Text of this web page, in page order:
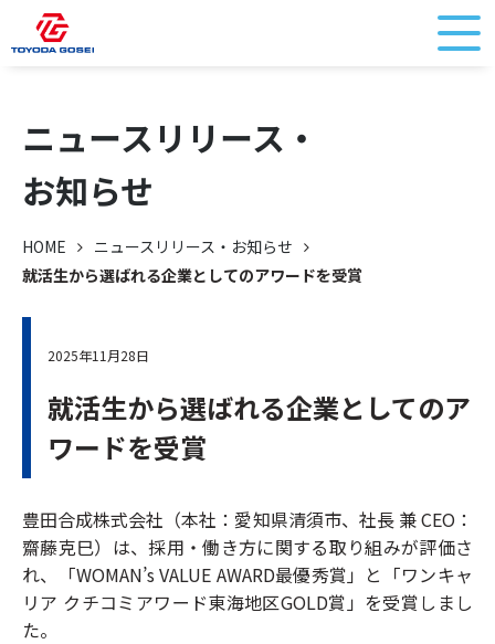
ニュースリリース・
お知らせ
HOME
ニュースリリース・お知らせ
就活生から選ばれる企業としてのアワードを受賞
2025年11月28日
就活生から選ばれる企業としてのア
ワードを受賞
豊田合成株式会社（本社：愛知県清須市、社長 兼 CEO：
齋藤克巳）は、採用・働き方に関する取り組みが評価さ
れ、「WOMAN’s VALUE AWARD最優秀賞」と「ワンキャ
リア クチコミアワード東海地区GOLD賞」を受賞しまし
た。